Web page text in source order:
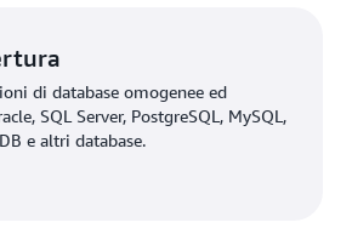
di database omogenee ed
SQL Server, PostgreSQL, MySQL,
e altri database.